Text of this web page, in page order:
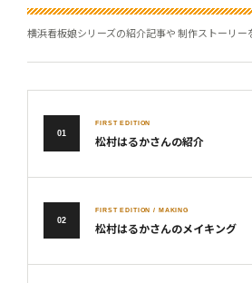
横浜看板娘シリーズの紹介記事や 制作ストーリー
01
FIRST EDITION
松村はるかさんの紹介
02
FIRST EDITION / MAKING
松村はるかさんのメイキング